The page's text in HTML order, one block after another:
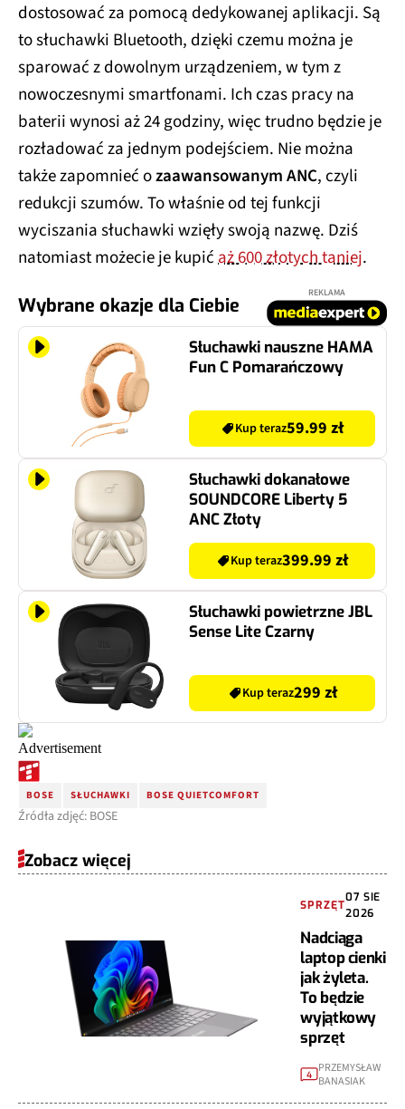
dostosować za pomocą dedykowanej aplikacji. Są
to słuchawki Bluetooth, dzięki czemu można je
sparować z dowolnym urządzeniem, w tym z
nowoczesnymi smartfonami. Ich czas pracy na
baterii wynosi aż 24 godziny, więc trudno będzie je
rozładować za jednym podejściem. Nie można
także zapomnieć ozaawansowanym ANC, czyli
redukcji szumów. To właśnie od tej funkcji
wyciszania słuchawki wzięły swoją nazwę. Dziś
natomiast możecie je kupićaż 600 złotych taniej.
Wybrane okazje dla Ciebie
REKLAMA
Słuchawki nauszne HAMA
Fun C Pomarańczowy
Kup teraz59.99 zł
Słuchawki dokanałowe
SOUNDCORE Liberty 5
ANC Złoty
Kup teraz399.99 zł
Słuchawki powietrzne JBL
Sense Lite Czarny
Kup teraz299 zł
BOSE SŁUCHAWKI BOSE QUIETCOMFORT
Źródła zdjęć: BOSE
Zobacz więcej
SPRZĘT
07 SIE
2026
Nadciąga
laptop cienki
jak żyleta.
To będzie
wyjątkowy
sprzęt
4
PRZEMYSŁAW
BANASIAK